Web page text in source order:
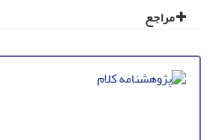
مراجع